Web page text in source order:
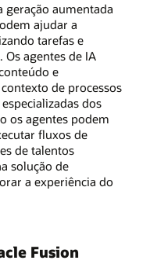
geração aumentada
ajudar a
tarefas e
agentes de IA
e
de processos
dos
os agentes podem
fluxos de
de talentos
solução de
a experiência do
Fusion